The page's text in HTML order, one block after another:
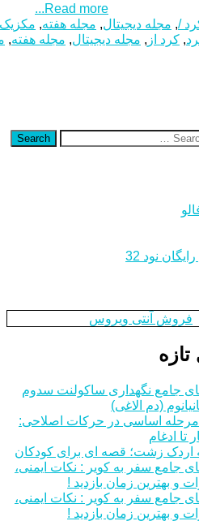
Read more...
/
, مجله دیجیتال, مجله هفته,
, کرد از , مجله دیجیتال, مجله هفته,
Search
نود 32
فروش آنتی ویروس
جامع نگهداری ساکولنت سدوم
(دم الاغی)
مرحله اساسی در حرکات اصلاحی:
تا ادغام
اردک زشت؛ قصه ای برای کودکان
جامع سفر به کویر : نکات ایمنی،
و بهترین زمان بازدید !
جامع سفر به کویر : نکات ایمنی،
و بهترین زمان بازدید !